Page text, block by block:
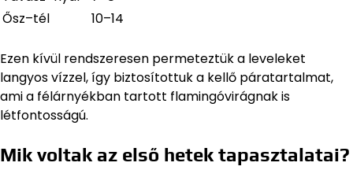
Ősz–tél
10–14
Ezen kívül rendszeresen permeteztük a leveleket
langyos vízzel, így biztosítottuk a kellő páratartalmat,
ami a félárnyékban tartott flamingóvirágnak is
létfontosságú.
Mik voltak az első hetek tapasztalatai?